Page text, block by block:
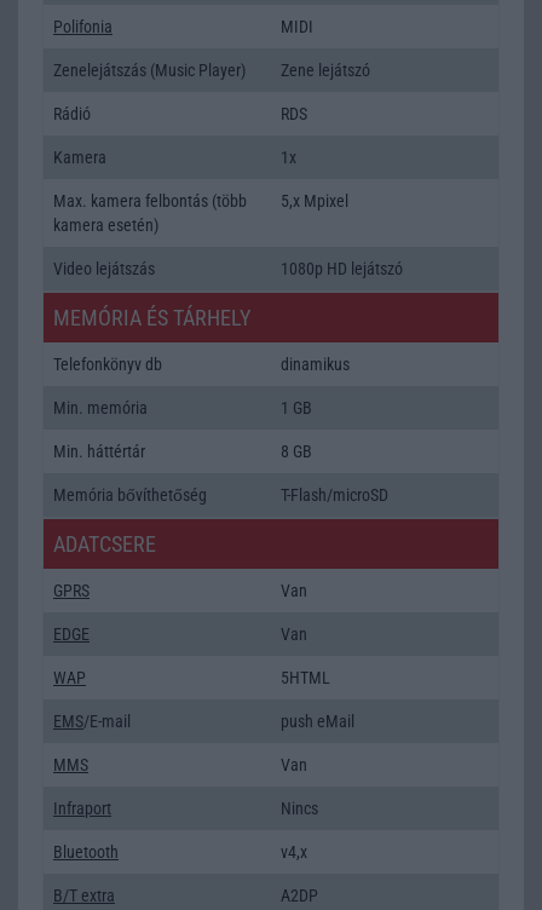
Polifonia MIDI
Zenelejátszás (Music Player) Zene lejátszó
Rádió RDS
Kamera 1x
Max. kamera felbontás (több
kamera esetén)
5,x Mpixel
Video lejátszás 1080p HD lejátszó
MEMÓRIA ÉS TÁRHELY
Telefonkönyv db dinamikus
Min. memória 1 GB
Min. háttértár 8 GB
Memória bővíthetőség T-Flash/microSD
ADATCSERE
GPRS Van
EDGE Van
WAP 5HTML
EMS/E-mail push eMail
MMS Van
Infraport Nincs
Bluetooth v4,x
B/T extra A2DP